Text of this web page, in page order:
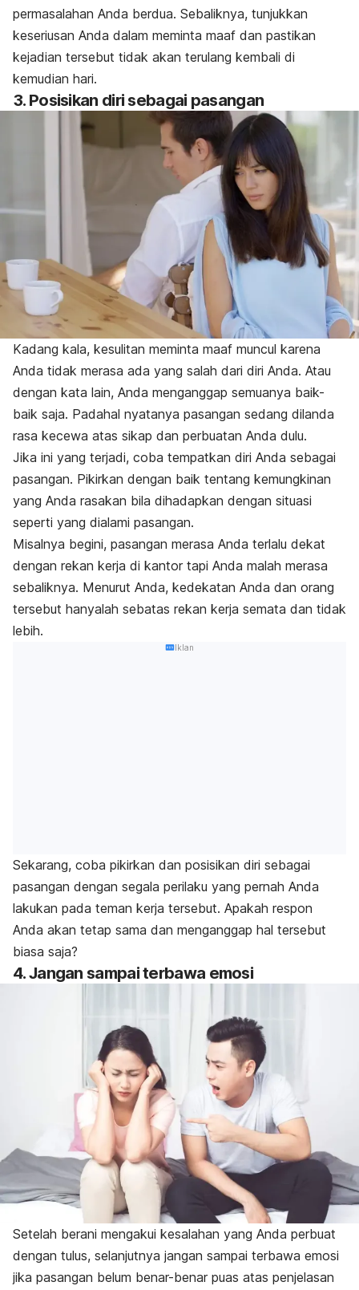
permasalahan Anda berdua. Sebaliknya, tunjukkan
keseriusan Anda dalam meminta maaf dan pastikan
kejadian tersebut tidak akan terulang kembali di
kemudian hari.
3. Posisikan diri sebagai pasangan
Kadang kala, kesulitan meminta maaf muncul karena
Anda tidak merasa ada yang salah dari diri Anda. Atau
dengan kata lain, Anda menganggap semuanya baik-
baik saja. Padahal nyatanya pasangan sedang dilanda
rasa kecewa atas sikap dan perbuatan Anda dulu.
Jika ini yang terjadi, coba tempatkan diri Anda sebagai
pasangan. Pikirkan dengan baik tentang kemungkinan
yang Anda rasakan bila dihadapkan dengan situasi
seperti yang dialami pasangan.
Misalnya begini, pasangan merasa Anda terlalu dekat
dengan rekan kerja di kantor tapi Anda malah merasa
sebaliknya. Menurut Anda, kedekatan Anda dan orang
tersebut hanyalah sebatas rekan kerja semata dan tidak
lebih.
Iklan
Sekarang, coba pikirkan dan posisikan diri sebagai
pasangan dengan segala perilaku yang pernah Anda
lakukan pada teman kerja tersebut. Apakah respon
Anda akan tetap sama dan menganggap hal tersebut
biasa saja?
4. Jangan sampai terbawa emosi
Setelah berani mengakui kesalahan yang Anda perbuat
dengan tulus, selanjutnya jangan sampai terbawa emosi
jika pasangan belum benar-benar puas atas penjelasan